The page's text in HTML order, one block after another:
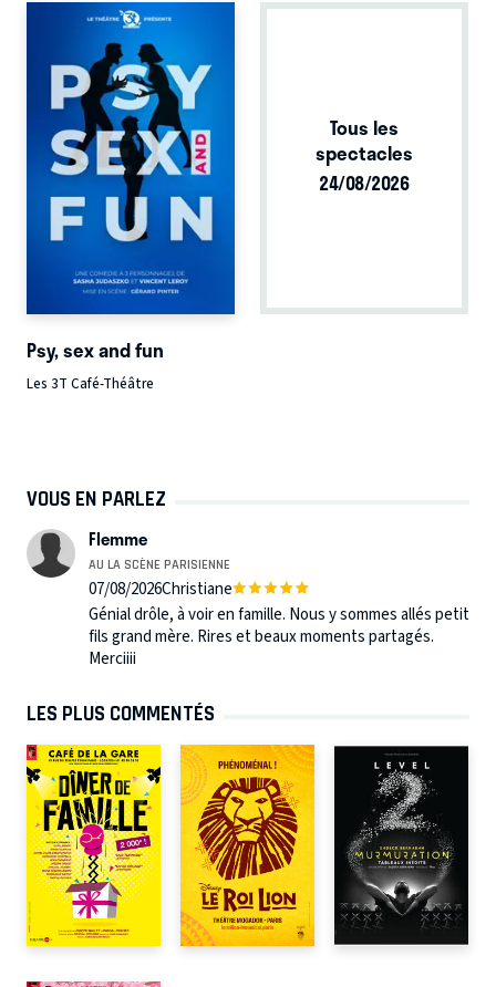
Psy, sex and fun
Les 3T Café-Théâtre
Tous les
spectacles
24/08/2026
VOUS EN PARLEZ
Flemme
AU LA SCÈNE PARISIENNE
07/08/2026Christiane
Génial drôle, à voir en famille. Nous y sommes allés petit
fils grand mère. Rires et beaux moments partagés.
Merciiii
LES PLUS COMMENTÉS